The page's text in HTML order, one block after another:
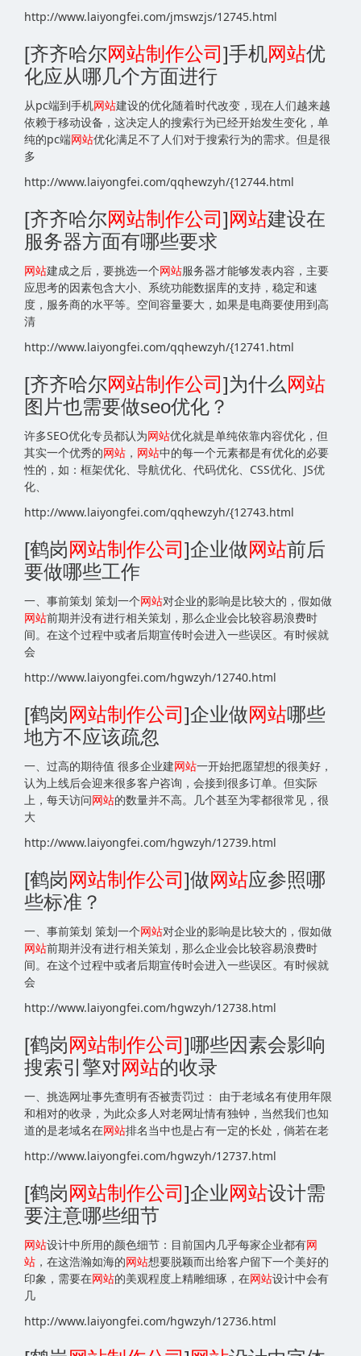
http://www.laiyongfei.com/jmswzjs/12745.html
[齐齐哈尔网站制作公司]手机网站优
化应从哪几个方面进行
从pc端到手机网站建设的优化随着时代改变，现在人们越来越
依赖于移动设备，这决定人的搜索行为已经开始发生变化，单
纯的pc端网站优化满足不了人们对于搜索行为的需求。但是很
多
http://www.laiyongfei.com/qqhewzyh/{12744.html
[齐齐哈尔网站制作公司] 网站建设在
服务器方面有哪些要求
网站建成之后，要挑选一个网站服务器才能够发表内容，主要
应思考的因素包含大小、系统功能数据库的支持，稳定和速
度，服务商的水平等。空间容量要大，如果是电商要使用到高
清
http://www.laiyongfei.com/qqhewzyh/{12741.html
[齐齐哈尔网站制作公司]为什么 网站
图片也需要做seo优化？
许多SEO优化专员都认为网站优化就是单纯依靠内容优化，但
其实一个优秀的网站 ， 网站中的每一个元素都是有优化的必要
性的，如：框架优化、导航优化、代码优化、CSS优化、JS优
化、
http://www.laiyongfei.com/qqhewzyh/{12743.html
[鹤岗 网站制作公司]企业做网站前后
要做哪些工作
一、事前策划 策划一个网站对企业的影响是比较大的，假如做
网站前期并没有进行相关策划，那么企业会比较容易浪费时
间。在这个过程中或者后期宣传时会进入一些误区。有时候就
会
http://www.laiyongfei.com/hgwzyh/12740.html
[鹤岗 网站制作公司]企业做网站哪些
地方不应该疏忽
一、过高的期待值 很多企业建网站一开始把愿望想的很美好，
认为上线后会迎来很多客户咨询，会接到很多订单。但实际
上，每天访问网站的数量并不高。几个甚至为零都很常见，很
大
http://www.laiyongfei.com/hgwzyh/12739.html
[鹤岗 网站制作公司]做网站应参照哪
些标准？
一、事前策划 策划一个网站对企业的影响是比较大的，假如做
网站前期并没有进行相关策划，那么企业会比较容易浪费时
间。在这个过程中或者后期宣传时会进入一些误区。有时候就
会
http://www.laiyongfei.com/hgwzyh/12738.html
[鹤岗 网站制作公司]哪些因素会影响
搜索引擎对网站的收录
一、挑选网址事先查明有否被责罚过： 由于老域名有使用年限
和相对的收录，为此众多人对老网址情有独钟，当然我们也知
道的是老域名在网站排名当中也是占有一定的长处，倘若在老
http://www.laiyongfei.com/hgwzyh/12737.html
[鹤岗 网站制作公司]企业网站设计需
要注意哪些细节
网站设计中所用的颜色细节：目前国内几乎每家企业都有网
站 ，在这浩瀚如海的网站想要脱颖而出给客户留下一个美好的
印象，需要在网站的美观程度上精雕细琢，在网站设计中会有
几
http://www.laiyongfei.com/hgwzyh/12736.html